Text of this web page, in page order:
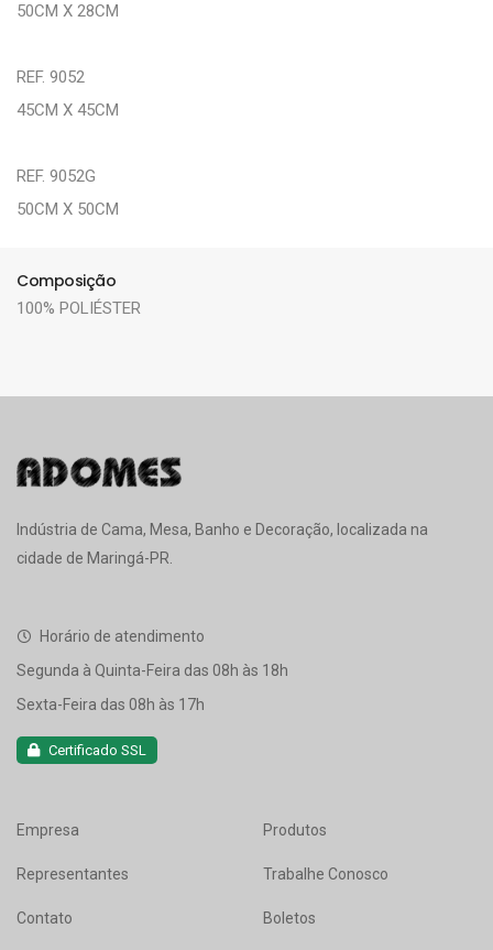
50CM X 28CM
REF. 9052
45CM X 45CM
REF. 9052G
50CM X 50CM
Composição
100% POLIÉSTER
Indústria de Cama, Mesa, Banho e Decoração, localizada na
cidade de Maringá-PR.
Horário de atendimento
Segunda à Quinta-Feira das 08h às 18h
Sexta-Feira das 08h às 17h
Certificado SSL
Empresa Produtos
Representantes Trabalhe Conosco
Contato Boletos